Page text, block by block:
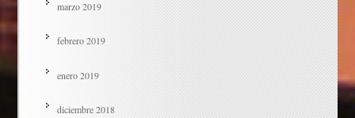
marzo 2019
febrero 2019
enero 2019
diciembre 2018